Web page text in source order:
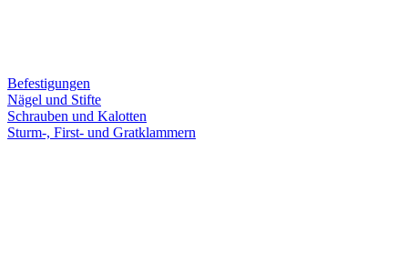
Befestigungen
Nägel und Stifte
Schrauben und Kalotten
Sturm-, First- und Gratklammern